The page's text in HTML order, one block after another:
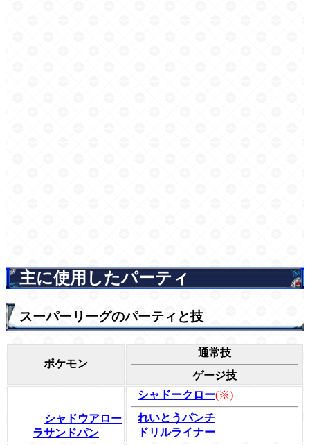
主に使用したパーティ
スーパーリーグのパーティと技
ポケモン
通常技
ゲージ技
シャドウアロー
ラサンドパン
シャドークロー(※)
れいとうパンチ
ドリルライナー